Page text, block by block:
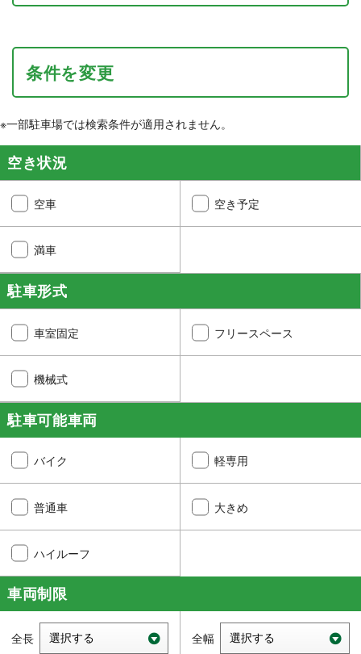
条件を変更
※一部駐車場では検索条件が適用されません。
空き状況
空車 空き予定
満車
駐車形式
車室固定 フリースペース
機械式
駐車可能車両
バイク 軽専用
普通車 大きめ
ハイルーフ
車両制限